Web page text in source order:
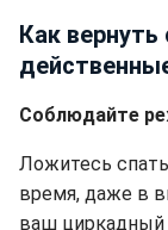
Как
Соблюдайте
Ложитесь
время, даже в
ваш циркадный